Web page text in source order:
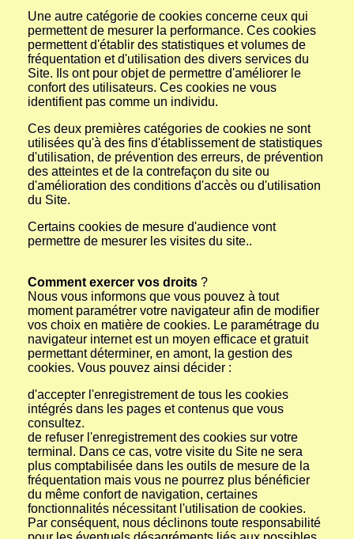
Une autre catégorie de cookies concerne ceux qui
permettent de mesurer la performance. Ces cookies
permettent d'établir des statistiques et volumes de
fréquentation et d'utilisation des divers services du
Site. Ils ont pour objet de permettre d'améliorer le
confort des utilisateurs. Ces cookies ne vous
identifient pas comme un individu.
Ces deux premières catégories de cookies ne sont
utilisées qu'à des fins d'établissement de statistiques
d'utilisation, de prévention des erreurs, de prévention
des atteintes et de la contrefaçon du site ou
d'amélioration des conditions d'accès ou d'utilisation
du Site.
Certains cookies de mesure d'audience vont
permettre de mesurer les visites du site..
Comment exercer vos droits ?
Nous vous informons que vous pouvez à tout
moment paramétrer votre navigateur afin de modifier
vos choix en matière de cookies. Le paramétrage du
navigateur internet est un moyen efficace et gratuit
permettant déterminer, en amont, la gestion des
cookies. Vous pouvez ainsi décider :
d'accepter l'enregistrement de tous les cookies
intégrés dans les pages et contenus que vous
consultez.
de refuser l'enregistrement des cookies sur votre
terminal. Dans ce cas, votre visite du Site ne sera
plus comptabilisée dans les outils de mesure de la
fréquentation mais vous ne pourrez plus bénéficier
du même confort de navigation, certaines
fonctionnalités nécessitant l'utilisation de cookies.
Par conséquent, nous déclinons toute responsabilité